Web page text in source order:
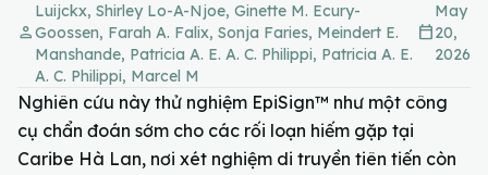
person
Luijckx, Shirley Lo-A-Njoe, Ginette M. Ecury-
Goossen, Farah A. Falix, Sonja Faries, Meindert E.
Manshande, Patricia A. E. A. C. Philippi, Patricia A. E.
A. C. Philippi, Marcel M
calendar_today
May
20,
2026
Nghiên cứu này thử nghiệm EpiSign™ như một công
cụ chẩn đoán sớm cho các rối loạn hiếm gặp tại
Caribe Hà Lan, nơi xét nghiệm di truyền tiên tiến còn